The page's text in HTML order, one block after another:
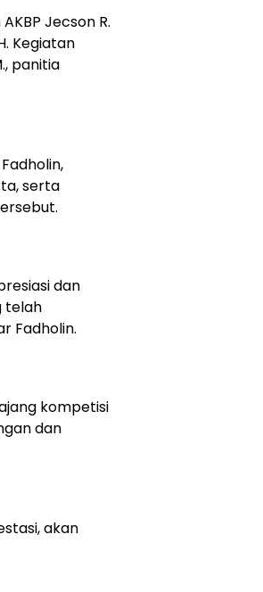
Jecson R.
Kegiatan
panitia
serta
dan
telah
Fadholin.
kompetisi
dan
akan